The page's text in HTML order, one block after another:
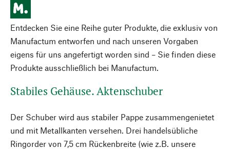
Entdecken Sie eine Reihe guter Produkte, die exklusiv von
Manufactum entworfen und nach unseren Vorgaben
eigens für uns angefertigt worden sind – Sie finden diese
Produkte ausschließlich bei Manufactum.
Stabiles Gehäuse. Aktenschuber
Der Schuber wird aus stabiler Pappe zusammengenietet
und mit Metallkanten versehen. Drei handelsübliche
Ringorder von 7,5 cm Rückenbreite (wie z.B. unsere